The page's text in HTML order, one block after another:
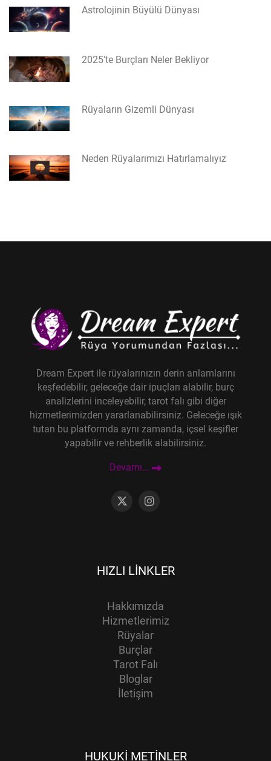
Astrolojinin Büyülü Dünyası
2025'te Burçları Neler Bekliyor
Rüyaların Gizemli Dünyası
Neden Rüyalarımızı Hatırlamalıyız
Dream Expert ile rüyalarınızın derin anlamlarını
keşfedebilir, geleceğe dair ipuçları alabilir, burç
analizlerini inceleyebilir, tarot falı gibi diğer
hizmetlerimizden yararlanabilirsiniz. Geleceğe ışık
tutan bu platformda aynı zamanda, içsel keşifler
yapabilir ve rehberlik alabilirsiniz.
Devamı...
HIZLI LINKLER
Hakkımızda
Hizmetlerimiz
Rüyalar
Burçlar
Tarot Falı
Bloglar
İletişim
HUKUKI METINLER